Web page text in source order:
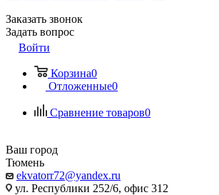
Заказать звонок
Задать вопрос
Войти
Корзина0
Отложенные0
Сравнение товаров0
Ваш город
Тюмень
ekvatorr72@yandex.ru
ул. Республики 252/6, офис 312